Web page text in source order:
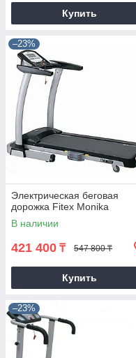
Купить
–23%
Электрическая беговая
дорожка Fitex Monika
В наличии
421 400 ₸ 547 800 ₸
Купить
–23%